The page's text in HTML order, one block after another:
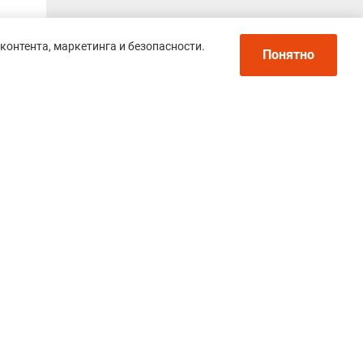
маркетинга и безопасности.
Понятно